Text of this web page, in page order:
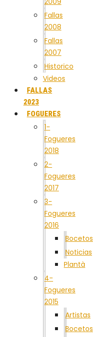
Fallas
2008
Fallas
2007
Historico
Videos
FALLAS
2023
FOGUERES
1-
Fogueres
2018
2-
Fogueres
2017
3-
Fogueres
2016
Bocetos
Noticias
Plantà
4-
Fogueres
2015
Artistas
Bocetos